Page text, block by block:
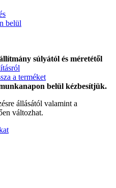
belül
súlyától és méretétől
a terméket
belül kézbesítjük.
állásától valamint a
változhat.